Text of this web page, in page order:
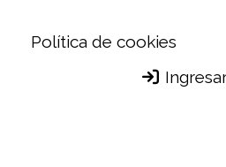
Política de cookies